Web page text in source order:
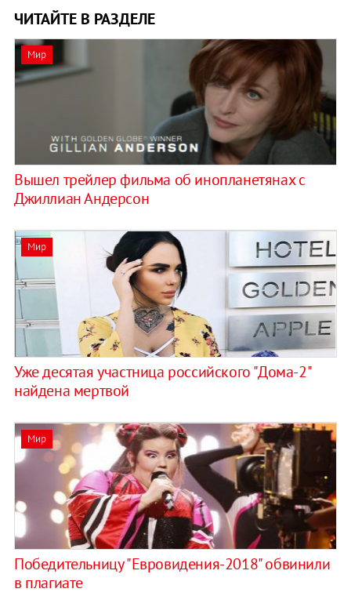
ЧИТАЙТЕ В РАЗДЕЛЕ
Мир
Вышел трейлер фильма об инопланетянах с
Джиллиан Андерсон
Мир
Уже десятая участница российского "Дома-2"
найдена мертвой
Мир
Победительницу "Евровидения-2018" обвинили
в плагиате